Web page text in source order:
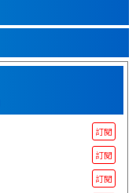
訂閱
訂閱
訂閱